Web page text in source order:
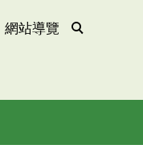
網站導覽